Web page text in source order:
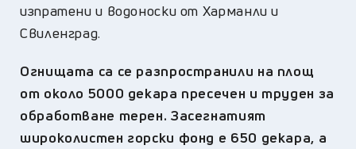
изпратени и водоноски от Харманли и
Свиленград.
Огнищата са се разпространили на площ
от около 5000 декара пресечен и труден за
обработване терен. Засегнатият
широколистен горски фонд е 650 декара, а